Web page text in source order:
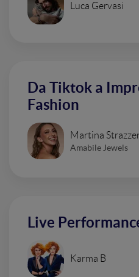
Luca Gervasi
Da Tiktok a
Fashion
Martina
Amabile Jewels
Live
Karma B